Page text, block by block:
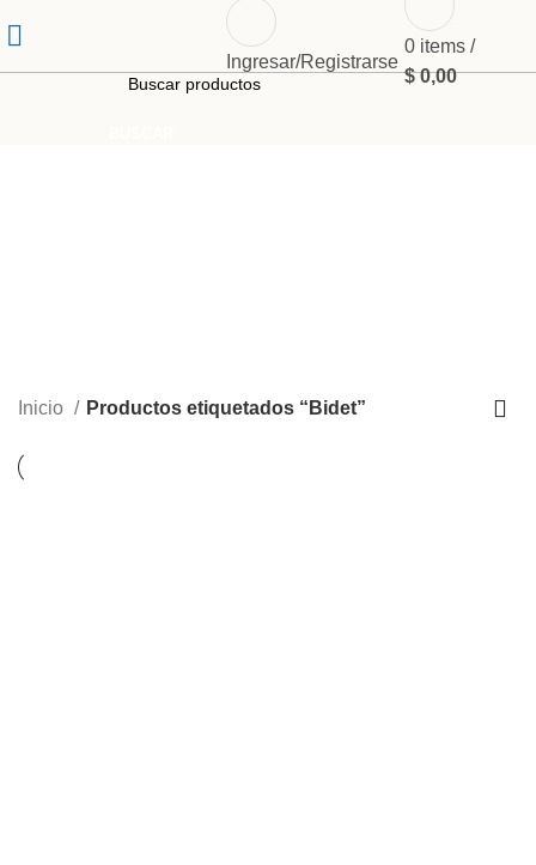
Ingresar/Registrarse
0 items /
$0,00
Inicio Productos etiquetados “Bidet”